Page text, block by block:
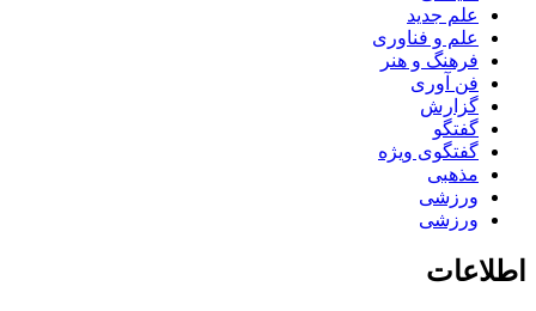
علم جدید
علم و فناوری
فرهنگ و هنر
فن آوری
گزارش
گفتگو
گفتگوی ویژه
مذهبی
ورزشی
ورزشی
اطلاعات